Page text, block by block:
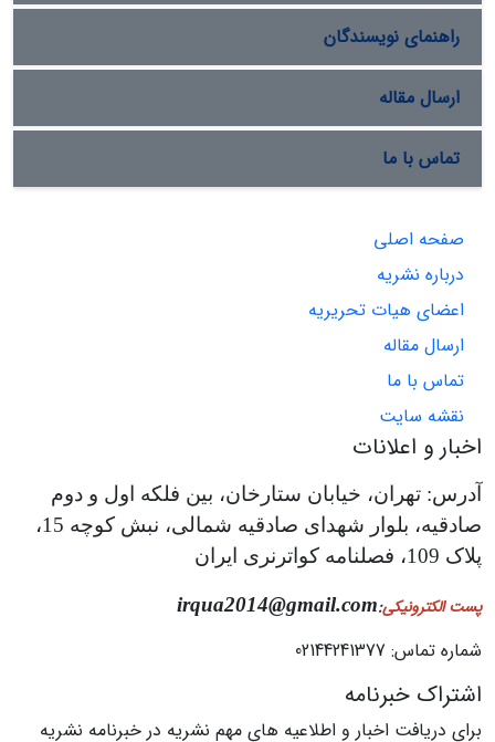
راهنمای نویسندگان
ارسال مقاله
تماس با ما
صفحه اصلی
درباره نشریه
اعضای هیات تحریریه
ارسال مقاله
تماس با ما
نقشه سایت
اخبار و اعلانات
آدرس: تهران، خیابان ستارخان، بین فلکه اول و دوم
صادقیه، بلوار شهدای صادقیه شمالی، نبش کوچه 15،
پلاک 109، فصلنامه کواترنری ایران
پست الکترونیکی:
irqua2014@gmail.com
شماره تماس: 02144241377
اشتراک خبرنامه
برای دریافت اخبار و اطلاعیه های مهم نشریه در خبرنامه نشریه